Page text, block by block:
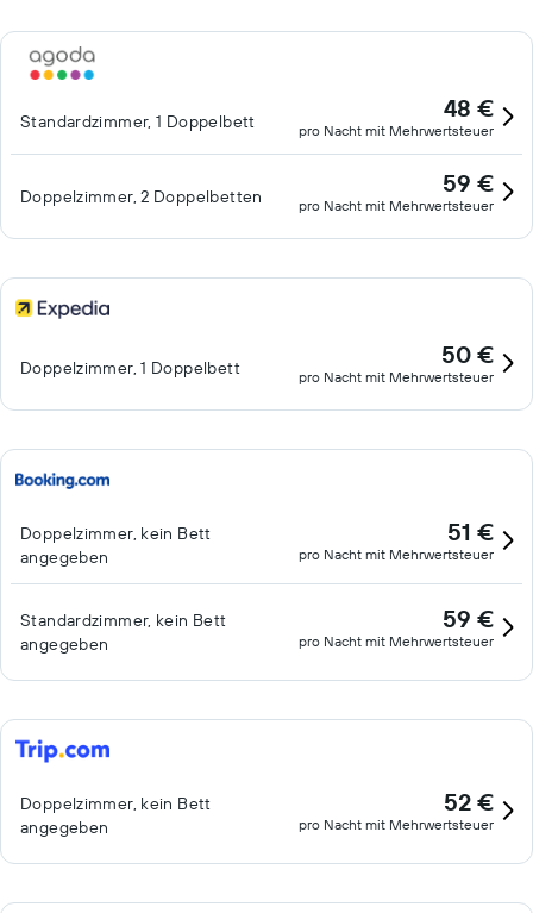
Standardzimmer, 1 Doppelbett 48 €
pro Nacht mit Mehrwertsteuer
Doppelzimmer, 2 Doppelbetten 59 €
pro Nacht mit Mehrwertsteuer
Doppelzimmer, 1 Doppelbett 50 €
pro Nacht mit Mehrwertsteuer
Doppelzimmer, kein Bett
angegeben
51 €
pro Nacht mit Mehrwertsteuer
Standardzimmer, kein Bett
angegeben
59 €
pro Nacht mit Mehrwertsteuer
Doppelzimmer, kein Bett
angegeben
52 €
pro Nacht mit Mehrwertsteuer